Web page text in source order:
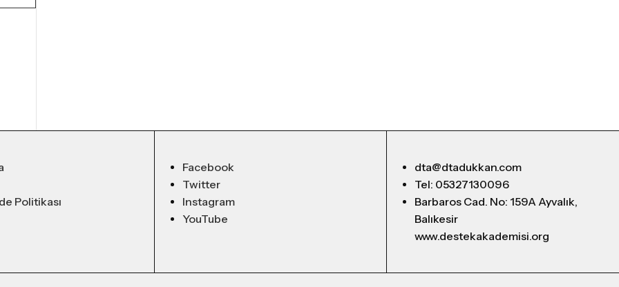
Politikası
Facebook
Twitter
Instagram
YouTube
dta@dtadukkan.com
Tel: 05327130096
Barbaros Cad. No: 159A Ayvalık,
Balıkesir
www.destekakademisi.org